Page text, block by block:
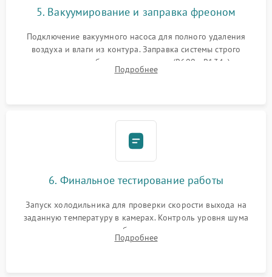
5. Вакуумирование и заправка фреоном
Подключение вакуумного насоса для полного удаления
воздуха и влаги из контура. Заправка системы строго
дозированным объемом хладагента (R600a, R134a) по
электронным весам. Контроль рабочего давления в системе.
Подробнее
6. Финальное тестирование работы
Запуск холодильника для проверки скорости выхода на
заданную температуру в камерах. Контроль уровня шума
компрессора, отсутствия обмерзания стенок и корректного
срабатывания системы автоматической оттайки.
Подробнее